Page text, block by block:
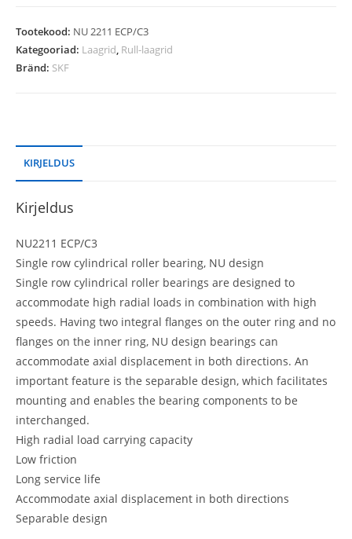
Tootekood: NU 2211 ECP/C3
Kategooriad: Laagrid, Rull-laagrid
Bränd: SKF
KIRJELDUS
Kirjeldus
NU2211 ECP/C3
Single row cylindrical roller bearing, NU design
Single row cylindrical roller bearings are designed to
accommodate high radial loads in combination with high
speeds. Having two integral flanges on the outer ring and no
flanges on the inner ring, NU design bearings can
accommodate axial displacement in both directions. An
important feature is the separable design, which facilitates
mounting and enables the bearing components to be
interchanged.
High radial load carrying capacity
Low friction
Long service life
Accommodate axial displacement in both directions
Separable design